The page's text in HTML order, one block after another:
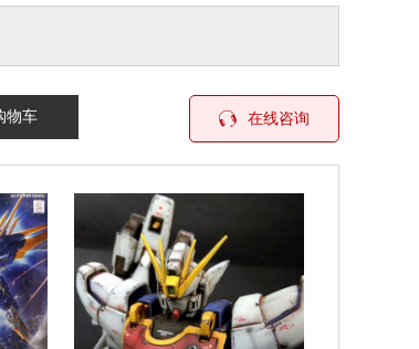
车 在线咨询